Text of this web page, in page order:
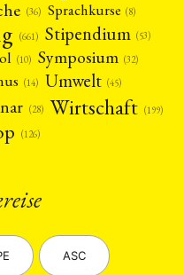
(36) Sprachkurse (8)
(661) Stipendium (53)
(10) Symposium (32)
(14) Umwelt (45)
(28) Wirtschaft (199)
(126)
ASC